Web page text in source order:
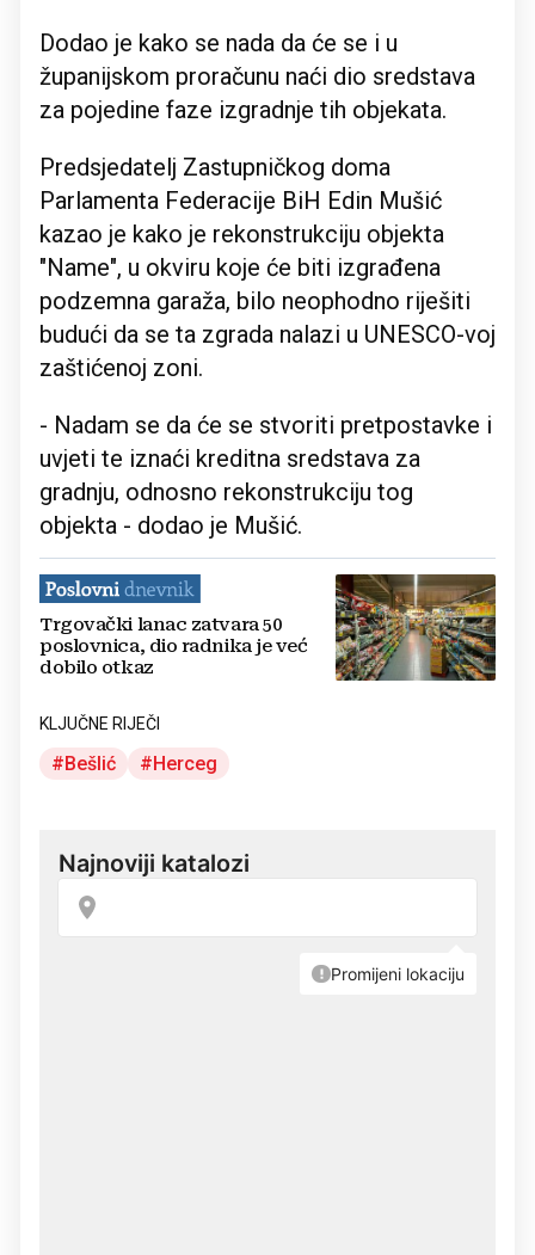
Dodao je kako se nada da će se i u
županijskom proračunu naći dio sredstava
za pojedine faze izgradnje tih objekata.
Predsjedatelj Zastupničkog doma
Parlamenta Federacije BiH Edin Mušić
kazao je kako je rekonstrukciju objekta
"Name", u okviru koje će biti izgrađena
podzemna garaža, bilo neophodno riješiti
budući da se ta zgrada nalazi u UNESCO-voj
zaštićenoj zoni.
- Nadam se da će se stvoriti pretpostavke i
uvjeti te iznaći kreditna sredstava za
gradnju, odnosno rekonstrukciju tog
objekta - dodao je Mušić.
Trgovački lanac zatvara 50
poslovnica, dio radnika je već
dobilo otkaz
KLJUČNE RIJEČI
Bešlić Herceg